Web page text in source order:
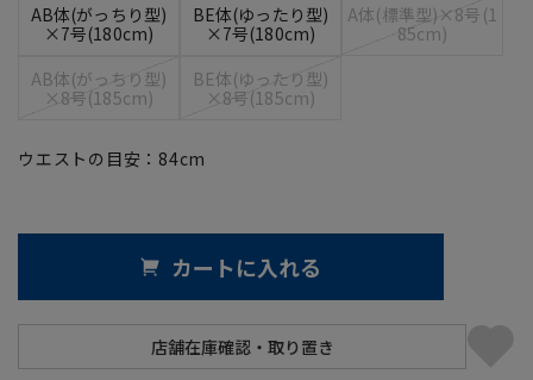
AB体(がっちり型)
×7号(180cm)
BE体(ゆったり型)
×7号(180cm)
A体(標準型)×8号(1
85cm)
AB体(がっちり型)
×8号(185cm)
BE体(ゆったり型)
×8号(185cm)
ウエストの目安： 84cm
カートに入れる